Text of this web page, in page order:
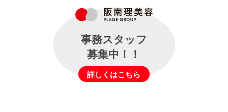
事務スタッフ
募集中！！
詳しくはこちら